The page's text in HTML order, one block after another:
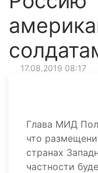
17.08.2019 08:17
Глава МИД
что
странах
частности